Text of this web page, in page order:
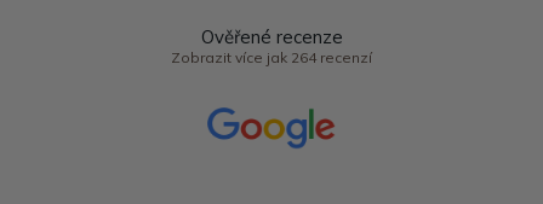
Ověřené recenze
Zobrazit více jak 264 recenzí